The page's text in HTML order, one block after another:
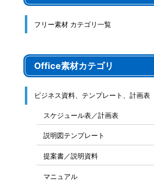
フリー素材 カテゴリ一覧
Office素材カテゴリ
ビジネス資料、テンプレート、計画表
スケジュール表／計画表
説明図テンプレート
提案書／説明資料
マニュアル